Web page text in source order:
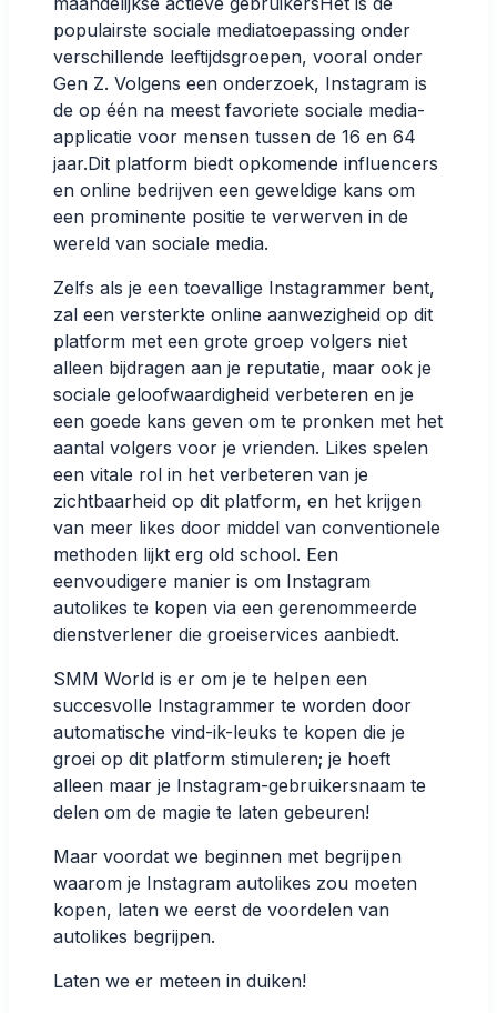
populairste sociale mediatoepassing onder
verschillende leeftijdsgroepen, vooral onder
Gen Z. Volgens een onderzoek, Instagram is
de op één na meest favoriete sociale media-
applicatie voor mensen tussen de 16 en 64
jaar.Dit platform biedt opkomende influencers
en online bedrijven een geweldige kans om
een prominente positie te verwerven in de
wereld van sociale media.
Zelfs als je een toevallige Instagrammer bent,
zal een versterkte online aanwezigheid op dit
platform met een grote groep volgers niet
alleen bijdragen aan je reputatie, maar ook je
sociale geloofwaardigheid verbeteren en je
een goede kans geven om te pronken met het
aantal volgers voor je vrienden. Likes spelen
een vitale rol in het verbeteren van je
zichtbaarheid op dit platform, en het krijgen
van meer likes door middel van conventionele
methoden lijkt erg old school. Een
eenvoudigere manier is om Instagram
autolikes te kopen via een gerenommeerde
dienstverlener die groeiservices aanbiedt.
SMM World is er om je te helpen een
succesvolle Instagrammer te worden door
automatische vind-ik-leuks te kopen die je
groei op dit platform stimuleren; je hoeft
alleen maar je Instagram-gebruikersnaam te
delen om de magie te laten gebeuren!
Maar voordat we beginnen met begrijpen
waarom je Instagram autolikes zou moeten
kopen, laten we eerst de voordelen van
autolikes begrijpen.
Laten we er meteen in duiken!